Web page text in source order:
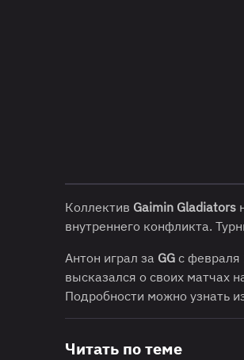
Коллектив Gaimin Gladiators
внутреннего конфликта.
Антон играл за GG с февраля
высказался о своих матчах
Подробности можно узнать
Читать по теме